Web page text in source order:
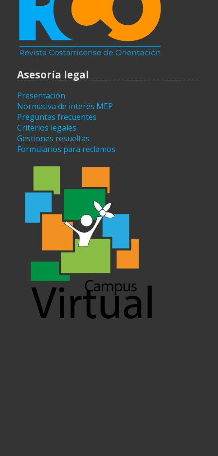
Asesoría legal
Presentación
Normativa de interés MEP
Preguntas frecuentes
Criterios legales
Gestiones resueltas
Formularios para reclamos